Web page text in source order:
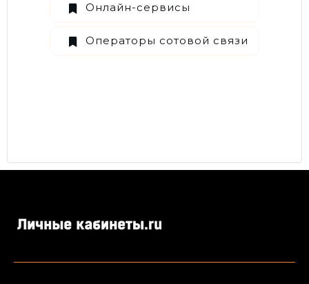
Онлайн-сервисы
Операторы сотовой связи